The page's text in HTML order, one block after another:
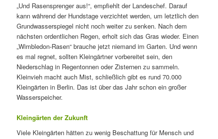
„Und Rasensprenger aus!“, empfiehlt der Landeschef. Darauf
kann während der Hundstage verzichtet werden, um letztlich den
Grundwasserspiegel nicht noch weiter zu senken. Nach dem
nächsten ordentlichen Regen, erholt sich das Gras wieder. Einen
„Wimbledon-Rasen“ brauche jetzt niemand im Garten. Und wenn
es mal regnet, sollten Kleingärtner vorbereitet sein, den
Niederschlag in Regentonnen oder Zisternen zu sammeln.
Kleinvieh macht auch Mist, schließlich gibt es rund 70.000
Kleingärten in Berlin. Das ist über das Jahr schon ein großer
Wasserspeicher.
Kleingärten der Zukunft
Viele Kleingärten hätten zu wenig Beschattung für Mensch und